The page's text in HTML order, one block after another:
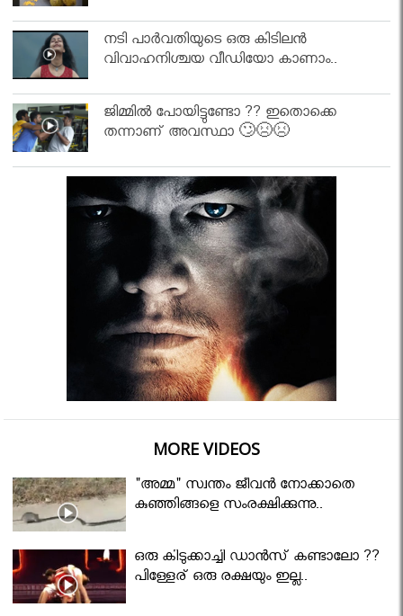
നടി പാർവതിയുടെ ഒരു കിടിലൻ
വിവാഹനിശ്ചയ വീഡിയോ കാണാം..
ജിമ്മിൽ പോയിട്ടുണ്ടോ ?? ഇതൊക്കെ
തന്നാണ് അവസ്ഥാ 🙄😣😣
MORE VIDEOS
"അമ്മ" സ്വന്തം ജീവൻ നോക്കാതെ
കുഞ്ഞിങ്ങളെ സംരക്ഷിക്കുന്നു..
ഒരു കിടുക്കാച്ചി ഡാൻസ് കണ്ടാലോ ??
പിള്ളേര് ഒരു രക്ഷയും ഇല്ല..